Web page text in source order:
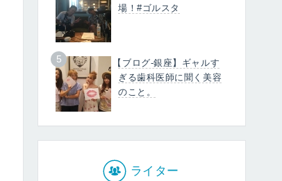
場！#ゴルスタ
5
【ブログ-銀座】ギャルす
ぎる歯科医師に聞く美容
のこと。
ライター